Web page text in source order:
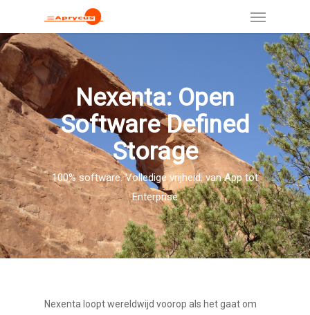
Nexenta: Open
Software Defined
Storage
100% software. Volledige vrijheid. van App tot
Enterprise
Nexenta loopt wereldwijd voorop als het gaat om